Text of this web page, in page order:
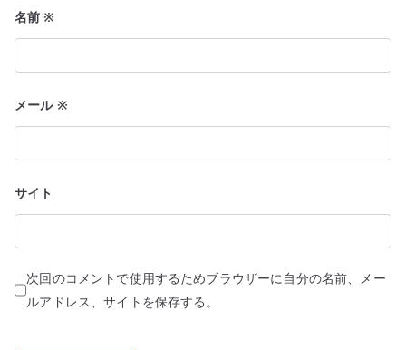
名前※
メール ※
サイト
次回のコメントで使用するためブラウザーに自分の名前、メー
ルアドレス、サイトを保存する。